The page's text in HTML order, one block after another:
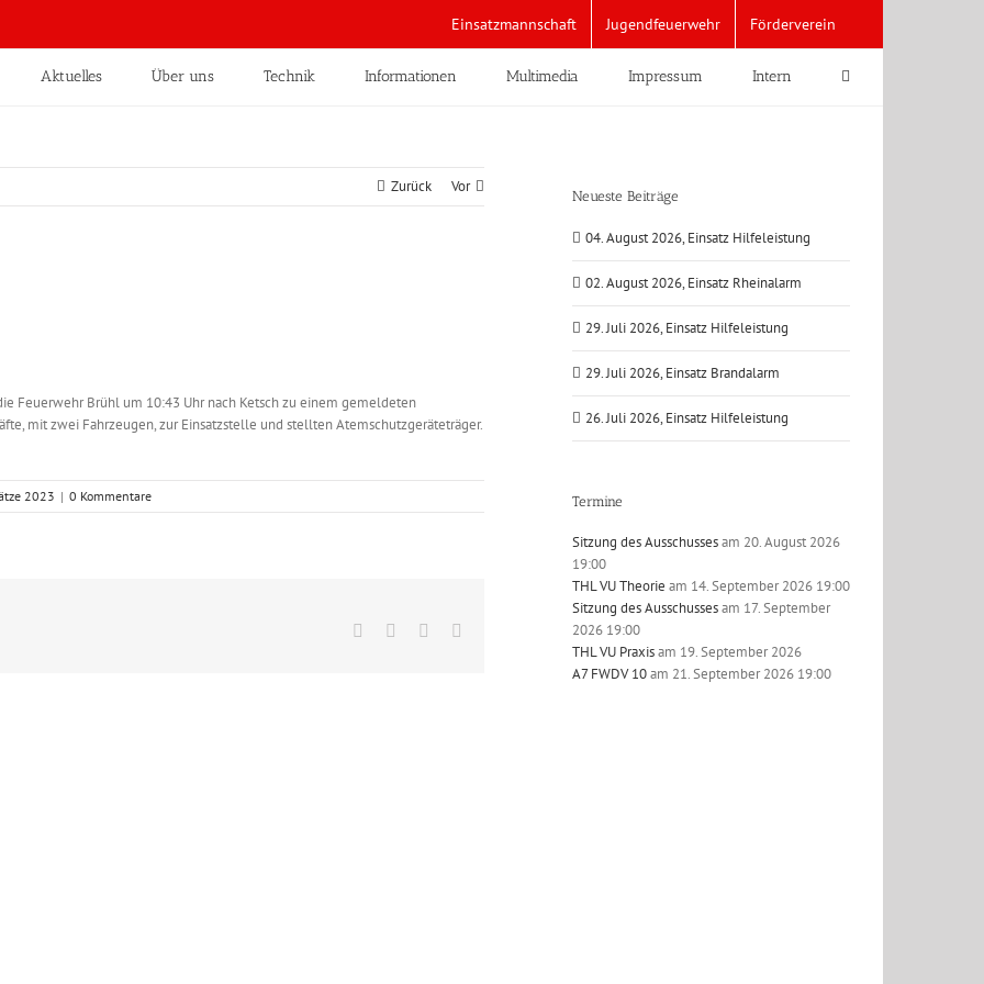
Einsatzmannschaft Jugendfeuerwehr Förderverein
Aktuelles Über uns Technik Informationen Multimedia Impressum Intern
Zurück Vor
Feuerwehr Brühl um 10:43 Uhr nach Ketsch zu einem gemeldeten
mit zwei Fahrzeugen, zur Einsatzstelle und stellten Atemschutzgeräteträger.
2023 | 0 Kommentare
Facebook
Neueste Beiträge
04. August 2026, Einsatz Hilfeleistung
02. August 2026, Einsatz Rheinalarm
29. Juli 2026, Einsatz Hilfeleistung
29. Juli 2026, Einsatz Brandalarm
26. Juli 2026, Einsatz Hilfeleistung
Termine
Sitzung des Ausschussesam 20. August 2026
19:00
THL VU Theorie am 14. September 2026 19:00
Sitzung des Ausschussesam 17. September
2026 19:00
THL VU Praxisam 19. September 2026
A7 FWDV 10am 21. September 2026 19:00